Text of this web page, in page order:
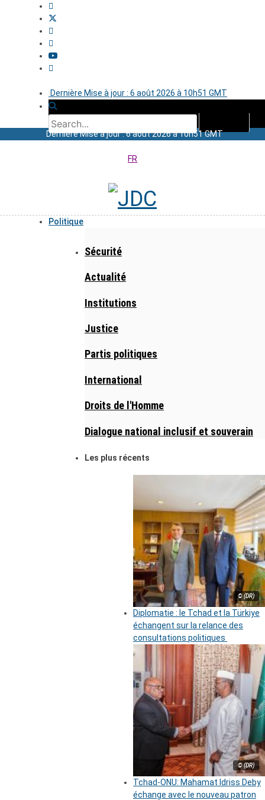
Dernière Mise à jour : 6 août 2026 à 10h51 GMT
Dernière Mise à jour : 6 août 2026 à 10h51 GMT
FR
Politique
Sécurité
Actualité
Institutions
Justice
Partis politiques
International
Droits de l'Homme
Dialogue national inclusif et souverain
Les plus récents
© (DR)
Diplomatie : le Tchad et la Türkiye
échangent sur la relance des
consultations politiques
© (DR)
Tchad-ONU: Mahamat Idriss Deby
échange avec le nouveau patron